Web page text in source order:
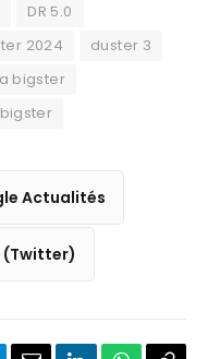
DR 5.0
2024
duster 3
bigster
Actualités
(Twitter)